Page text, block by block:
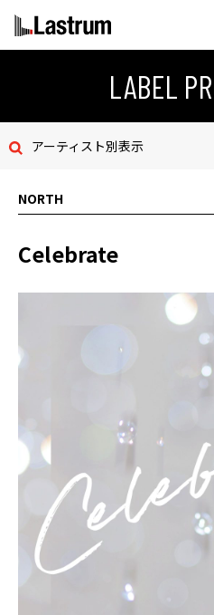
LABEL
お問い合わせ
デモテープ
ENGLISH PAGE
LABEL
アーティスト別表示
NORTH
Celebrate